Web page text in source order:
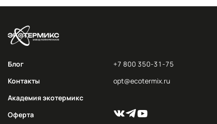
Блог
Контакты
Академия экотермикс
Оферта
+7 800 350-31-75
opt@ecotermix.ru